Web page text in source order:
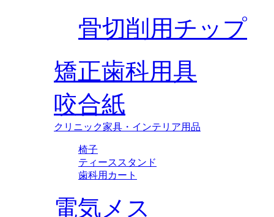
骨切削用チップ
矯正歯科用具
咬合紙
クリニック家具・インテリア用品
椅子
ティーススタンド
歯科用カート
電気メス